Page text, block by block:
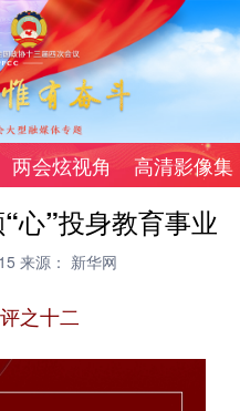
两会炫视角 高清影像集
心”投身教育事业
来源： 新华网
之十二